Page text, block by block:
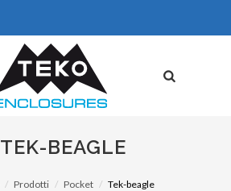
TEK-BEAGLE
Prodotti Pocket Tek-beagle